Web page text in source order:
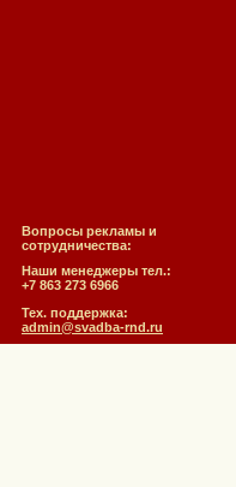
Вопросы рекламы и
сотрудничества:
Наши менеджеры тел.:
+7 863 273 6966
Тех. поддержка:
admin@svadba-rnd.ru